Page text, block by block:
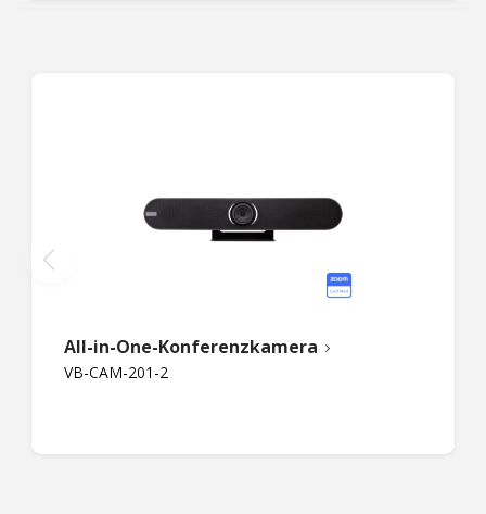
All-in-One-Konferenzkamera
VB-CAM-201-2